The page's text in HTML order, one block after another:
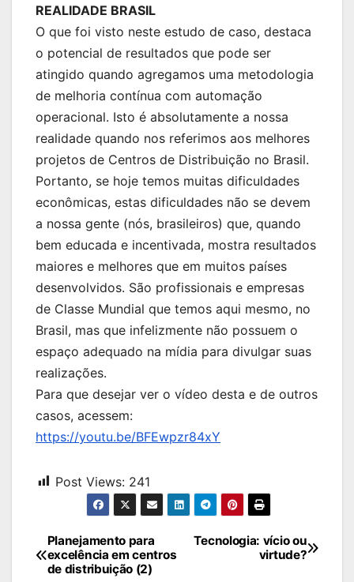
REALIDADE BRASIL
O que foi visto neste estudo de caso, destaca
o potencial de resultados que pode ser
atingido quando agregamos uma metodologia
de melhoria contínua com automação
operacional. Isto é absolutamente a nossa
realidade quando nos referimos aos melhores
projetos de Centros de Distribuição no Brasil.
Portanto, se hoje temos muitas dificuldades
econômicas, estas dificuldades não se devem
a nossa gente (nós, brasileiros) que, quando
bem educada e incentivada, mostra resultados
maiores e melhores que em muitos países
desenvolvidos. São profissionais e empresas
de Classe Mundial que temos aqui mesmo, no
Brasil, mas que infelizmente não possuem o
espaço adequado na mídia para divulgar suas
realizações.
Para que desejar ver o vídeo desta e de outros
casos, acessem:
https://youtu.be/BFEwpzr84xY
Post Views: 241
Navegação
de
Tecnologia: vício ou
virtude?
Planejamento para
excelência em centros
de distribuição (2)